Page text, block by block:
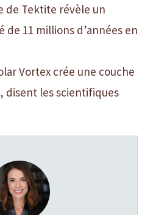
de Tektite révèle un
de 11 millions d’années en
Vortex crée une couche
disent les scientifiques